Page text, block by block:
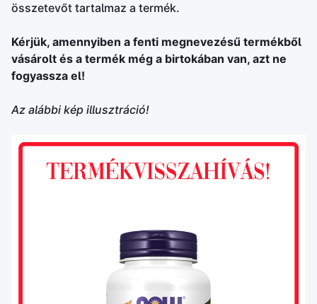
összetevőt tartalmaz a termék.
Kérjük, amennyiben a fenti megnevezésű termékből
vásárolt és a termék még a birtokában van, azt ne
fogyassza el!
Az alábbi kép illusztráció!